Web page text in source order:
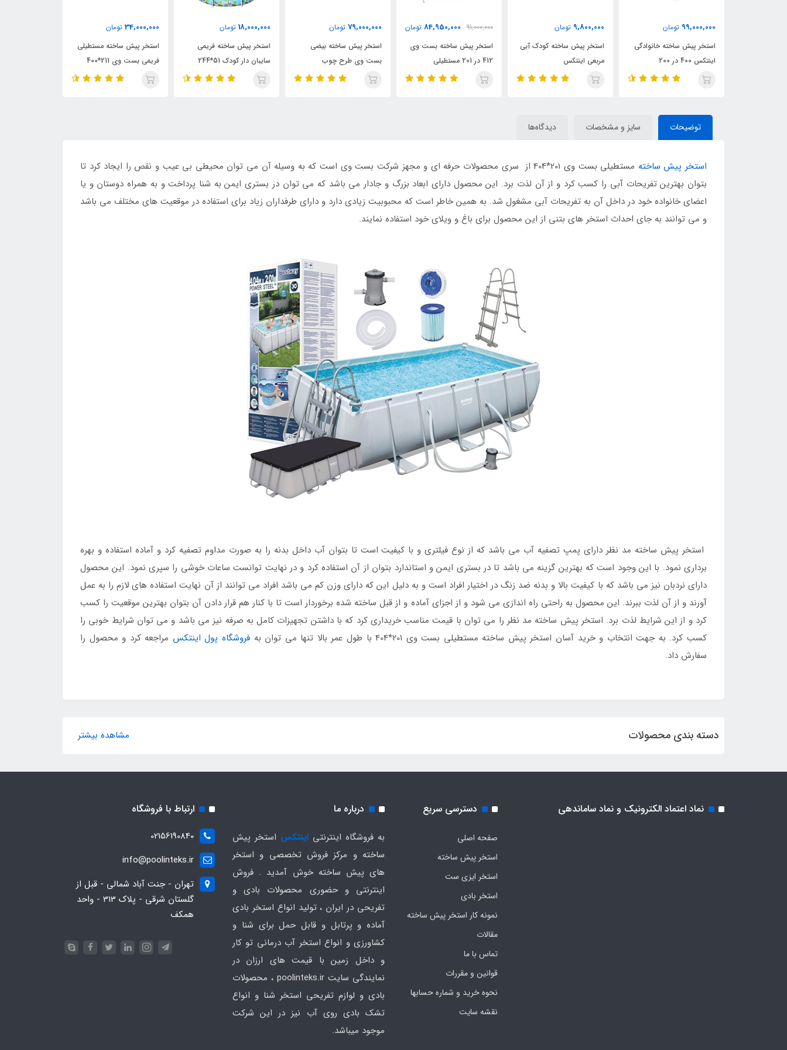
9,800,000 تومان
استخر پیش ساخته کودک آبی
مربعی اینتکس
91,000,000
84,950,000
استخر پیش ساخته بست وی
412 در 201 مستطیلی
79,000,000 تومان
استخر پیش ساخته بیضی
بست وی طرح چوب
18,000,000 تومان
استخر پیش ساخته فریمی
بست وی
34,000,000 تومان
استخر پیش ساخته مستطیلی
فریمی بست وی 211*400
40,000,000
37,950,000 تومان
استخر پیش ساخته فریمی
بست وی 211*400 پمپ دار
توضیحات سایز و مشخصات دیدگاه‌ها
استخر پیش ساخته
مستطیلی بست وی 201*404 از سری محصولات حرفه ای و مجهز شرکت بست وی است که به وسیله آن می توان محیطی بی عیب و نقص را ایجاد کرد تا
بتوان بهترین تفریحات آبی را کسب کرد و از آن لذت برد. این محصول دارای ابعاد بزرگ و جادار می باشد که می توان در بستری ایمن به شنا پرداخت و به همراه دوستان و یا
اعضای خانواده خود در داخل آن به تفریحات آبی مشغول شد. به همین خاطر است که محبوبیت زیادی دارد و دارای طرفداران زیاد برای استفاده در موقعیت های مختلف می باشد
و می توانند به جای احداث استخر های بتنی از این محصول برای باغ و ویلای خود استفاده نمایند.
استخر پیش ساخته مد نظر دارای پمپ تصفیه آب می باشد که از نوع فیلتری و با کیفیت است تا بتوان آب داخل بدنه را به صورت مداوم تصفیه کرد و آماده استفاده و بهره
برداری نمود. با این وجود است که بهترین گزینه می باشد تا در بستری ایمن و استاندارد بتوان از آن استفاده کرد و در نهایت توانست ساعات خوشی را سپری نمود. این محصول
دارای نردبان نیز می باشد که با کیفیت بالا و بدنه ضد زنگ در اختیار افراد است و به دلیل این که دارای وزن کم می باشد افراد می توانند از آن نهایت استفاده های لازم را به عمل
آورند و از آن لذت ببرند. این محصول به راحتی راه اندازی می شود و از اجزای آماده و از قبل ساخته شده برخوردار است تا با کنار هم قرار دادن آن بتوان بهترین موقعیت را کسب
کرد و از این شرایط لذت برد. استخر پیش ساخته مد نظر را می توان با قیمت مناسب خریداری کرد که با داشتن تجهیزات کامل به صرفه نیز می باشد و می توان شرایط خوبی را
کسب کرد. به جهت انتخاب و خرید آسان استخر پیش ساخته مستطیلی بست وی 201*404 با طول عمر بالا تنها می توان به
فروشگاه پول اینتکس مراجعه کرد و محصول را
سفارش داد.
دسته بندی محصولات مشاهده بیشتر
نماد اعتماد الکترونیک و نماد ساماندهی دسترسی سریع
صفحه اصلی
استخر پیش ساخته
استخر ایزی ست
استخر بادی
نمونه کار استخر پیش ساخته
مقالات
تماس با ما
قوانین و مقررات
نحوه خرید و شماره حسابها
نقشه سایت
درباره ما
به فروشگاه اینترنتی اینتکس استخر پیش
ساخته و مرکز فروش تخصصی و استخر
های پیش ساخته خوش آمدید . فروش
اینترنتی و حضوری محصولات بادی و
تفریحی در ایران ، تولید انواع استخر بادی
آماده و پرتابل و قابل حمل برای شنا و
کشاورزی و انواع استخر آب درمانی تو کار
و داخل زمین با قیمت های ارزان در
نمایندگی سایت poolinteks.ir ، محصولات
بادی و لوازم تفریحی استخر شنا و انواع
تشک بادی روی آب نیز در این شرکت
موجود میباشد.
ارتباط با فروشگاه
02156190840
info@poolinteks.ir
تهران - جنت آباد شمالی - قبل از
گلستان شرقی - پلاک 313 - واحد
همکف